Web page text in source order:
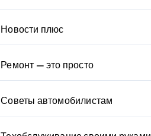
Новости плюс
Ремонт — это просто
Советы автомобилистам